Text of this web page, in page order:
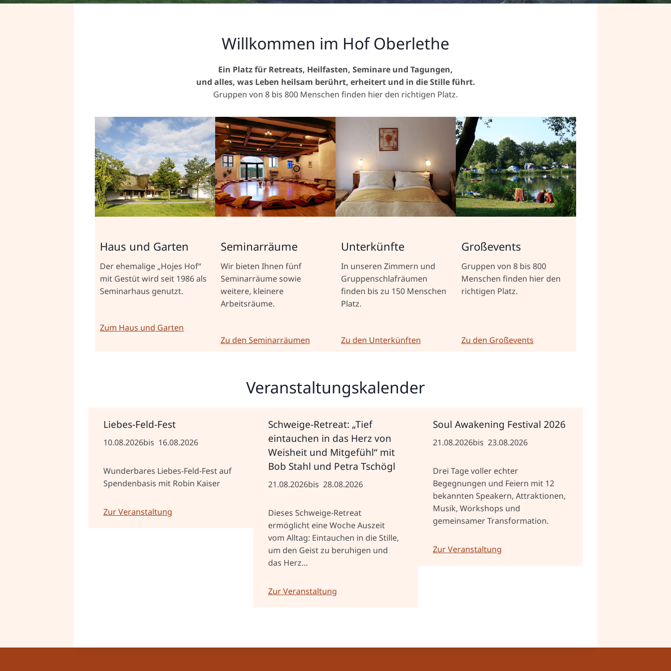
Willkommen im Hof Oberlethe
Ein Platz für Retreats, Heilfasten, Seminare und Tagungen,
und alles, was Leben heilsam berührt, erheitert und in die Stille führt.
Gruppen von 8 bis 800 Menschen finden hier den richtigen Platz.
Haus und Garten
Der ehemalige „Hojes Hof“
mit Gestüt wird seit 1986 als
Seminarhaus genutzt.
Zum Haus und Garten
Seminarräume
Wir bieten Ihnen fünf
Seminarräume sowie
weitere, kleinere
Arbeitsräume.
Zu den Seminarräumen
Unterkünfte
In unseren Zimmern und
Gruppenschlafräumen
finden bis zu 150 Menschen
Platz.
Zu den Unterkünften
Großevents
Gruppen von 8 bis 800
Menschen finden hier den
richtigen Platz.
Zu den Großevents
Veranstaltungskalender
Liebes-Feld-Fest
10.08.2026bis 16.08.2026
Wunderbares Liebes-Feld-Fest auf
Spendenbasis mit Robin Kaiser
Zur Veranstaltung
Schweige-Retreat: „Tief
eintauchen in das Herz von
Weisheit und Mitgefühl“ mit
Bob Stahl und Petra Tschögl
21.08.2026bis 28.08.2026
Dieses Schweige-Retreat
ermöglicht eine Woche Auszeit
vom Alltag: Eintauchen in die Stille,
um den Geist zu beruhigen und
das Herz…
Zur Veranstaltung
Soul Awakening Festival 2026
21.08.2026bis 23.08.2026
Drei Tage voller echter
Begegnungen und Feiern mit 12
bekannten Speakern, Attraktionen,
Musik, Workshops und
gemeinsamer Transformation.
Zur Veranstaltung